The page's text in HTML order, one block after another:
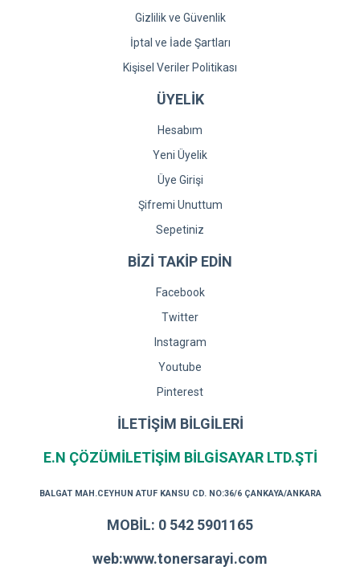
Gizlilik ve Güvenlik
İptal ve İade Şartları
Kişisel Veriler Politikası
ÜYELİK
Hesabım
Yeni Üyelik
Üye Girişi
Şifremi Unuttum
Sepetiniz
BİZİ TAKİP EDİN
Facebook
Twitter
Instagram
Youtube
Pinterest
İLETİŞİM BİLGİLERİ
E.N ÇÖZÜMİLETİŞİM BİLGİSAYAR LTD.ŞTİ
BALGAT MAH.CEYHUN ATUF KANSU CD. NO:36/6 ÇANKAYA/ANKARA
MOBİL: 0 542 5901165
web:www.tonersarayi.com